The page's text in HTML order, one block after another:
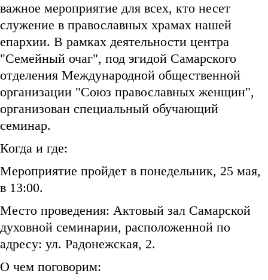
важное мероприятие для всех, кто несет
служение в православных храмах нашей
епархии. В рамках деятельности центра
"Семейный очаг", под эгидой Самарского
отделения Международной общественной
организации "Союз православных женщин",
организован специальный обучающий
семинар.
Когда и где:
Мероприятие пройдет в понедельник, 25 мая,
в 13:00.
Место проведения: Актовый зал Самарской
духовной семинарии, расположенной по
адресу: ул. Радонежская, 2.
О чем поговорим: